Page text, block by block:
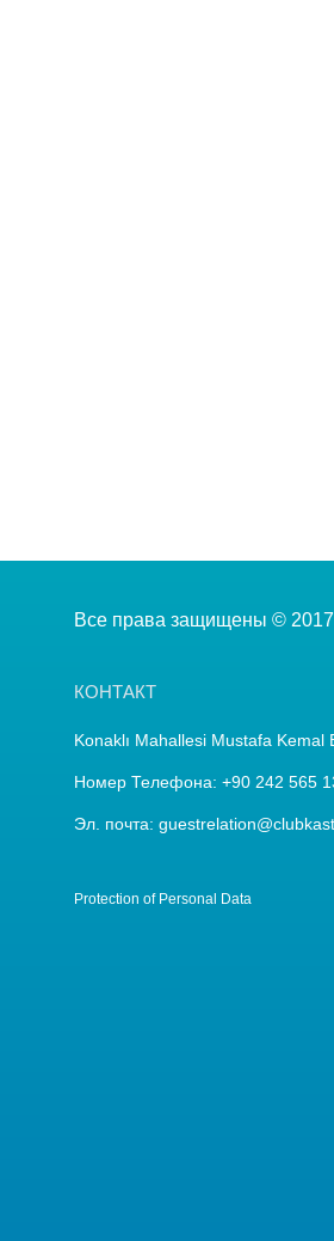
Все права защищены ©
КОНТАКТ
Konaklı Mahallesi Mustafa Kemal
Номер Телефона: +90 242 565
Эл. почта:
Protection of Personal Data